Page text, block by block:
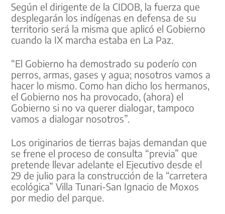
Según el dirigente de la CIDOB, la fuerza que
desplegarán los indígenas en defensa de su
territorio será la misma que aplicó el Gobierno
cuando la IX marcha estaba en La Paz.
“El Gobierno ha demostrado su poderío con
perros, armas, gases y agua; nosotros vamos a
hacer lo mismo. Como han dicho los hermanos,
el Gobierno nos ha provocado, (ahora) el
Gobierno si no va querer dialogar, tampoco
vamos a dialogar nosotros”.
Los originarios de tierras bajas demandan que
se frene el proceso de consulta “previa” que
pretende llevar adelante el Ejecutivo desde el
29 de julio para la construcción de la “carretera
ecológica” Villa Tunari-San Ignacio de Moxos
por medio del parque.